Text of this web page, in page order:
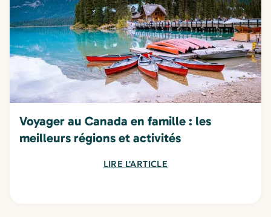
Voyager au Canada en famille : les
meilleurs régions et activités
LIRE L'ARTICLE